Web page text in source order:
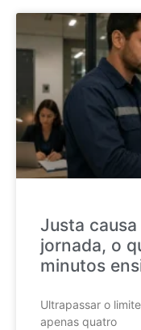
Justa
jornada, o
minutos
Ultrapassar o
apenas quatro